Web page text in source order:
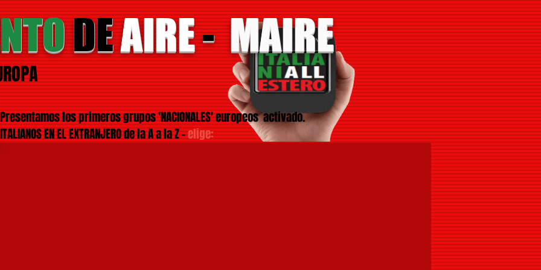
Presentamos los primeros grupos 'NACIONALES' europeos activado.
ITALIANOS EN EL EXTRANJERO de la A a la Z -elige:
DEAIRE-MAIRE